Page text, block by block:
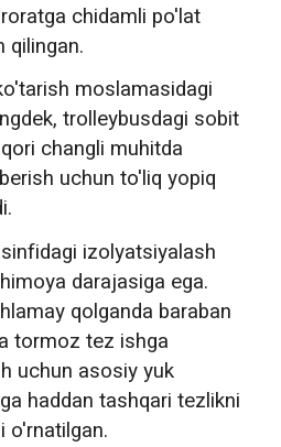
chidamli po'lat
qilingan.
moslamasidagi
trolleybusdagi sobit
changli muhitda
uchun to'liq yopiq
izolyatsiyalash
darajasiga ega.
qolganda baraban
tormoz tez ishga
uchun asosiy yuk
haddan tashqari tezlikni
o'rnatilgan.